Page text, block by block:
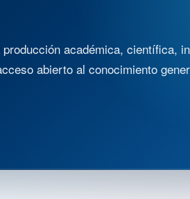
académica, científica,
abierto al conocimiento